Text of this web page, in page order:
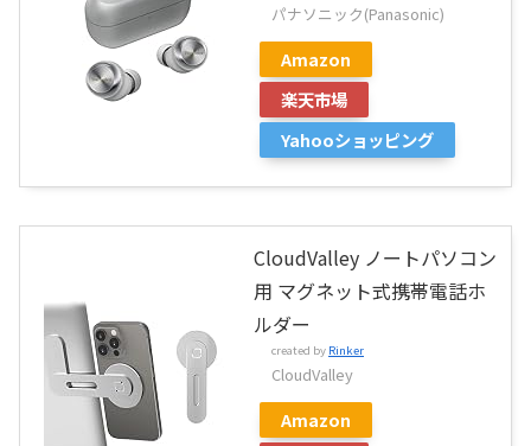
パナソニック(Panasonic)
Amazon
楽天市場
Yahooショッピング
CloudValley ノートパソコン
用 マグネット式携帯電話ホ
ルダー
created by Rinker
CloudValley
Amazon